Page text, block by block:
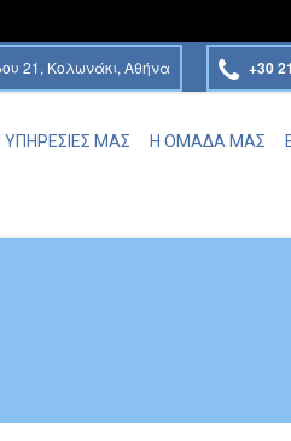
+30
21, Κολωνάκι, Αθήνα
ΥΠΗΡΕΣΙΕΣ ΜΑΣ Η ΟΜΑΔΑ ΜΑΣ